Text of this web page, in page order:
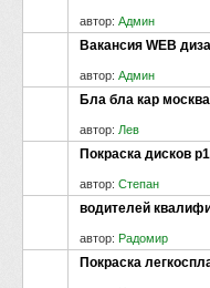
автор: Админ
Вакансия WEB
автор: Админ
Бла бла кар
автор: Лев
Покраска дисков
автор: Степан
водителей
автор: Радомир
Покраска